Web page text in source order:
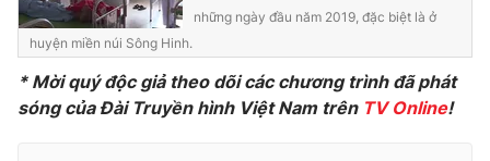
VTV Sức khoẻ
Thị trường 24h Tấm lòng Việt
những ngày đầu năm 2019, đặc biệt là ở
huyện miền núi Sông Hinh.
* Mời quý độc giả theo dõi các chương trình đã phát
sóng của Đài Truyền hình Việt Nam trên TV Online!